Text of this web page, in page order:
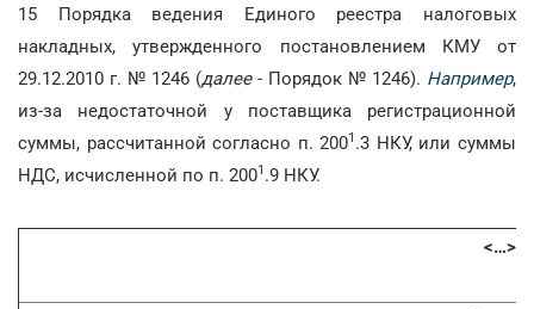
15 Порядка ведения Единого реестра налоговых
накладных, утвержденного постановлением КМУ от
29.12.2010 г. № 1246 (далее- Порядок № 1246). Например,
из-за недостаточной у поставщика регистрационной
суммы, рассчитанной согласно п. 2001 .3 НКУ, или суммы
НДС, исчисленной по п. 2001 .9 НКУ.
<…>